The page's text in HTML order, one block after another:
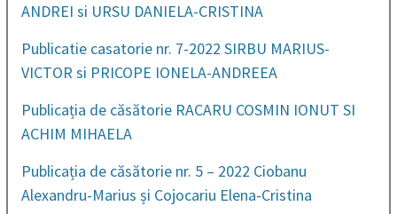
ANDREI si URSU DANIELA-CRISTINA
Publicatie casatorie nr. 7-2022 SIRBU MARIUS-
VICTOR si PRICOPE IONELA-ANDREEA
Publicația de căsătorie RACARU COSMIN IONUT SI
ACHIM MIHAELA
Publicația de căsătorie nr. 5 – 2022 Ciobanu
Alexandru-Marius și Cojocariu Elena-Cristina